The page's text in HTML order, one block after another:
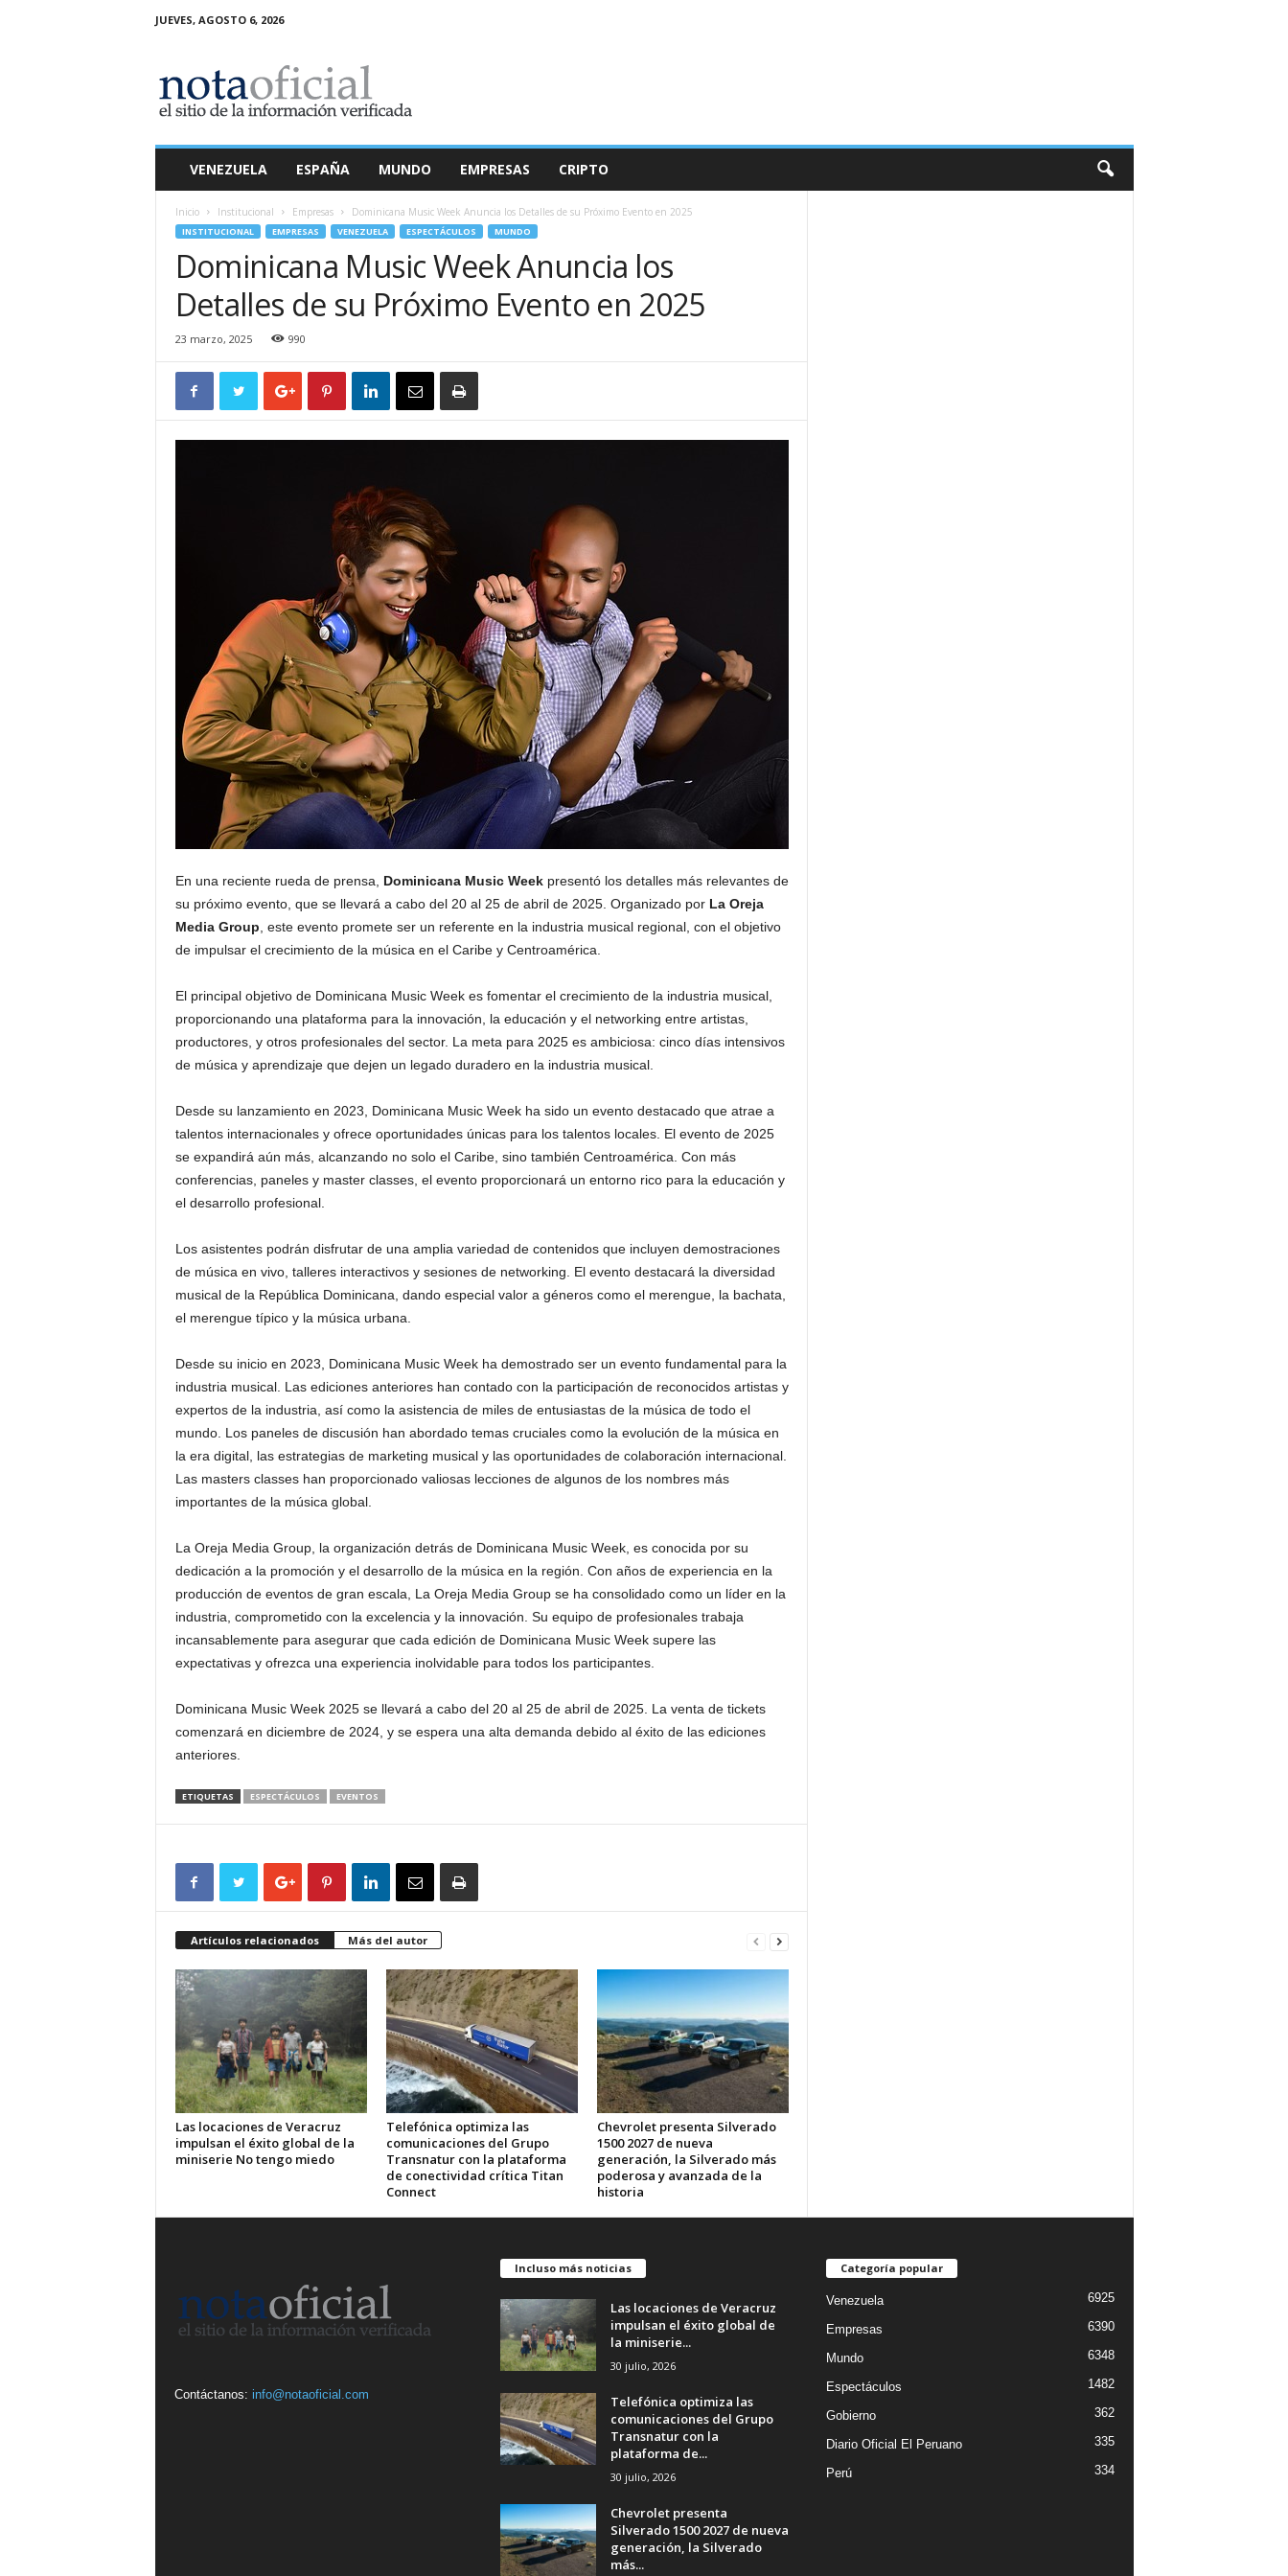
JUEVES, AGOSTO 6, 2026
a
O
VENEZUELA ESPAÑA MUNDO EMPRESAS CRIPTO
Inicio Institucional Empresas Dominicana Music Week Anuncia los Detalles de su Próximo Evento en 2025
INSTITUCIONAL EMPRESAS VENEZUELA ESPECTÁCULOS MUNDO
Dominicana Music Week Anuncia los
Detalles de su Próximo Evento en 2025
23 marzo, 2025 990
En una reciente rueda de prensa, Dominicana Music Weekpresentó los detalles más relevantes de
su próximo evento, que se llevará a cabo del 20 al 25 de abril de 2025. Organizado por La Oreja
Media Group , este evento promete ser un referente en la industria musical regional, con el objetivo
de impulsar el crecimiento de la música en el Caribe y Centroamérica.
El principal objetivo de Dominicana Music Week es fomentar el crecimiento de la industria musical,
proporcionando una plataforma para la innovación, la educación y el networking entre artistas,
productores, y otros profesionales del sector. La meta para 2025 es ambiciosa: cinco días intensivos
de música y aprendizaje que dejen un legado duradero en la industria musical.
Desde su lanzamiento en 2023, Dominicana Music Week ha sido un evento destacado que atrae a
talentos internacionales y ofrece oportunidades únicas para los talentos locales. El evento de 2025
se expandirá aún más, alcanzando no solo el Caribe, sino también Centroamérica. Con más
conferencias, paneles y master classes, el evento proporcionará un entorno rico para la educación y
el desarrollo profesional.
Los asistentes podrán disfrutar de una amplia variedad de contenidos que incluyen demostraciones
de música en vivo, talleres interactivos y sesiones de networking. El evento destacará la diversidad
musical de la República Dominicana, dando especial valor a géneros como el merengue, la bachata,
el merengue típico y la música urbana.
Desde su inicio en 2023, Dominicana Music Week ha demostrado ser un evento fundamental para la
industria musical. Las ediciones anteriores han contado con la participación de reconocidos artistas y
expertos de la industria, así como la asistencia de miles de entusiastas de la música de todo el
mundo. Los paneles de discusión han abordado temas cruciales como la evolución de la música en
la era digital, las estrategias de marketing musical y las oportunidades de colaboración internacional.
Las masters classes han proporcionado valiosas lecciones de algunos de los nombres más
importantes de la música global.
La Oreja Media Group, la organización detrás de Dominicana Music Week, es conocida por su
dedicación a la promoción y el desarrollo de la música en la región. Con años de experiencia en la
producción de eventos de gran escala, La Oreja Media Group se ha consolidado como un líder en la
industria, comprometido con la excelencia y la innovación. Su equipo de profesionales trabaja
incansablemente para asegurar que cada edición de Dominicana Music Week supere las
expectativas y ofrezca una experiencia inolvidable para todos los participantes.
Dominicana Music Week 2025 se llevará a cabo del 20 al 25 de abril de 2025. La venta de tickets
comenzará en diciembre de 2024, y se espera una alta demanda debido al éxito de las ediciones
anteriores.
ETIQUETAS ESPECTÁCULOS EVENTOS
Artículos relacionados Más del autor
Las locaciones de Veracruz
impulsan el éxito global de la
miniserie No tengo miedo
Telefónica optimiza las
comunicaciones del Grupo
Transnatur con la plataforma
de conectividad crítica Titan
Connect
Chevrolet presenta Silverado
1500 2027 de nueva
generación, la Silverado más
poderosa y avanzada de la
historia
Contáctanos: info@notaoficial.com
Incluso más noticias
Las locaciones de Veracruz
impulsan el éxito global de
la miniserie...
30 julio, 2026
Telefónica optimiza las
comunicaciones del Grupo
Transnatur con la
plataforma de...
30 julio, 2026
Chevrolet presenta
Silverado 1500 2027 de nueva
generación, la Silverado
más...
Categoría popular
Venezuela 6925
Empresas 6390
Mundo 6348
Espectáculos 1482
Gobierno 362
Diario Oficial El Peruano 335
Perú 334